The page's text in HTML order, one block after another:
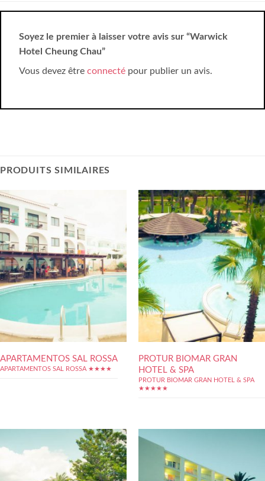
Soyez le premier à laisser votre avis sur “Warwick
Hotel Cheung Chau”
Vous devez être connecté pour publier un avis.
PRODUITS SIMILAIRES
APARTAMENTOS SAL ROSSA
APARTAMENTOS SAL ROSSA ★★★★
PROTUR BIOMAR GRAN
HOTEL & SPA
PROTUR BIOMAR GRAN HOTEL & SPA
★★★★★